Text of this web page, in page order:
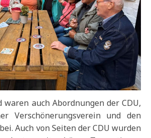
waren auch Abordnungen der CDU,
Verschönerungsverein und den
Auch von Seiten der CDU wurden